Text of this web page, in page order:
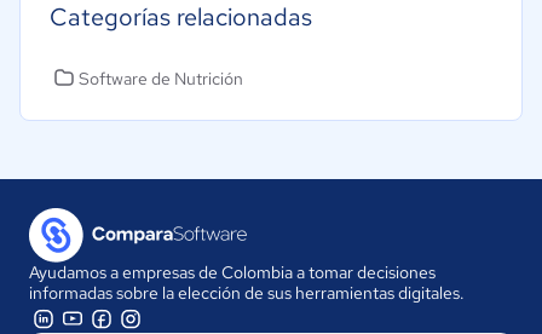
Categorías relacionadas
Software de Nutrición
Ayudamos a empresas de Colombia a tomar decisiones
informadas sobre la elección de sus herramientas digitales.